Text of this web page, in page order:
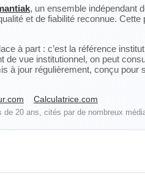
, un ensemble indépendant
et de fiabilité reconnue. Cette
à part : c’est la référence
de vue institutionnel, on peut
à jour régulièrement, conçu pour
Calculatrice.com
20 ans, cités par de nombreux